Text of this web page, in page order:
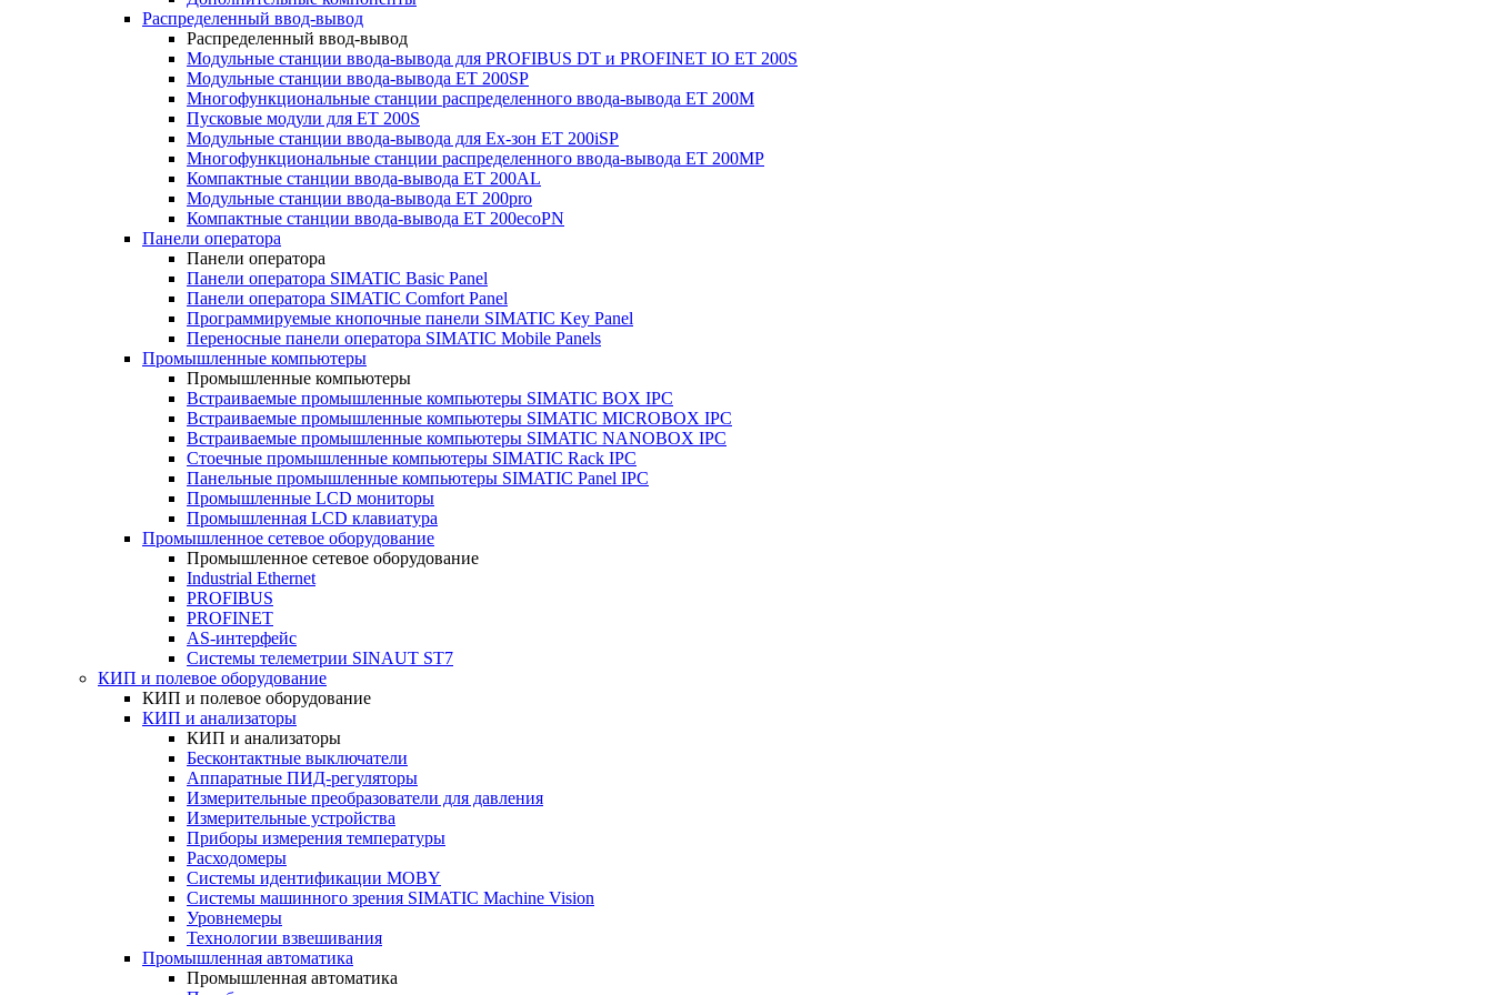
Распределенный ввод-вывод
Распределенный ввод-вывод
Модульные станции ввода-вывода для PROFIBUS DT и PROFINET IO ET 200S
Модульные станции ввода-вывода ET 200SP
Многофункциональные станции распределенного ввода-вывода ET 200M
Пусковые модули для ET 200S
Модульные станции ввода-вывода для Ex-зон ET 200iSP
Многофункциональные станции распределенного ввода-вывода ET 200MP
Компактные станции ввода-вывода ET 200AL
Модульные станции ввода-вывода ET 200pro
Компактные станции ввода-вывода ET 200ecoPN
Панели оператора
Панели оператора
Панели оператора SIMATIC Basic Panel
Панели оператора SIMATIC Comfort Panel
Программируемые кнопочные панели SIMATIC Key Panel
Переносные панели оператора SIMATIC Mobile Panels
Промышленные компьютеры
Промышленные компьютеры
Встраиваемые промышленные компьютеры SIMATIC BOX IPC
Встраиваемые промышленные компьютеры SIMATIC MICROBOX IPC
Встраиваемые промышленные компьютеры SIMATIC NANOBOX IPC
Стоечные промышленные компьютеры SIMATIC Rack IPC
Панельные промышленные компьютеры SIMATIC Panel IPC
Промышленные LCD мониторы
Промышленная LCD клавиатура
Промышленное сетевое оборудование
Промышленное сетевое оборудование
Industrial Ethernet
PROFIBUS
PROFINET
AS-интерфейс
Системы телеметрии SINAUT ST7
КИП и полевое оборудование
КИП и полевое оборудование
КИП и анализаторы
КИП и анализаторы
Бесконтактные выключатели
Аппаратные ПИД-регуляторы
Измерительные преобразователи для давления
Измерительные устройства
Приборы измерения температуры
Расходомеры
Системы идентификации MOBY
Системы машинного зрения SIMATIC Machine Vision
Уровнемеры
Технологии взвешивания
Промышленная автоматика
Промышленная автоматика